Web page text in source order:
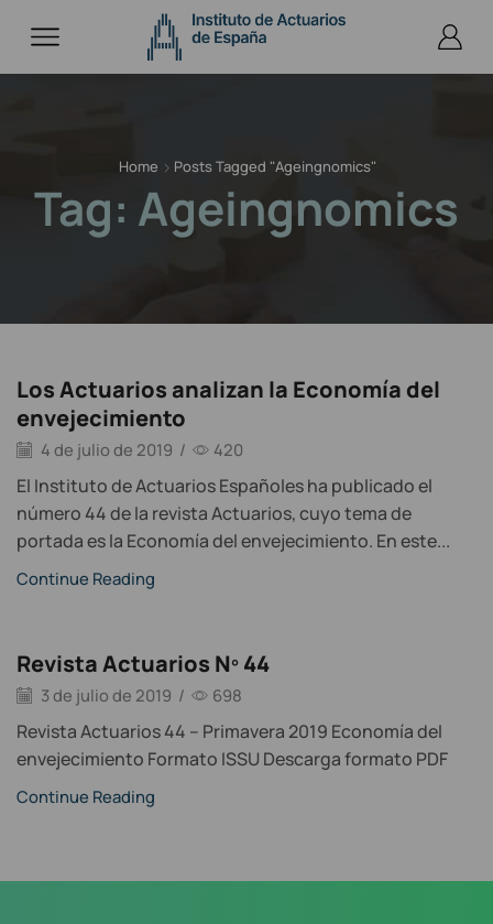
Home Posts Tagged "Ageingnomics"
Tag: Ageingnomics
Los Actuarios analizan la Economía del
envejecimiento
4 de julio de 2019 / 420
El Instituto de Actuarios Españoles ha publicado el
número 44 de la revista Actuarios, cuyo tema de
portada es la Economía del envejecimiento. En este...
Continue Reading
Revista Actuarios Nº 44
3 de julio de 2019 / 698
Revista Actuarios 44 – Primavera 2019 Economía del
envejecimiento Formato ISSU Descarga formato PDF
Continue Reading